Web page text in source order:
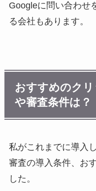
Googleに問い合わせ
る会社もあります。
おすすめのク
や審査条件は？
私がこれまでに導入
審査の導入条件、お
した。